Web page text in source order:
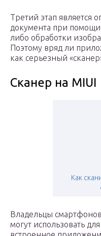
Третий этап является
документа при
либо обработки
Поэтому вряд ли
как серьезный
Сканер на MIUI
Как
Владельцы
могут использовать